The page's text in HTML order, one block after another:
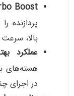
Boost:
پردازنده
بالا،
عملکرد
در اجرای